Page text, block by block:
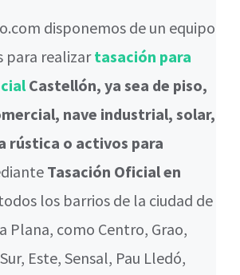
disponemos de un equipo
para realizartasación para
Castellón, ya sea de piso,
nave industrial, solar,
rústica o activos para
Tasación Oficial en
los barrios de la ciudad de
Plana, como Centro, Grao,
Este, Sensal, Pau Lledó,